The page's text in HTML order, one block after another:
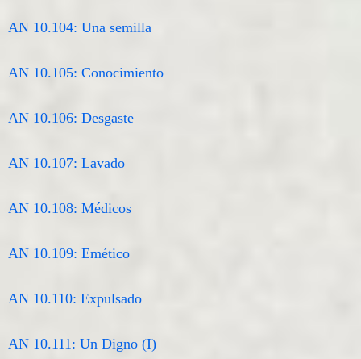
AN 10.104: Una semilla
AN 10.105: Conocimiento
AN 10.106: Desgaste
AN 10.107: Lavado
AN 10.108: Médicos
AN 10.109: Emético
AN 10.110: Expulsado
AN 10.111: Un Digno (I)